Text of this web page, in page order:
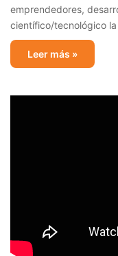
emprendedores,
científico/tecnológico
Leer más »